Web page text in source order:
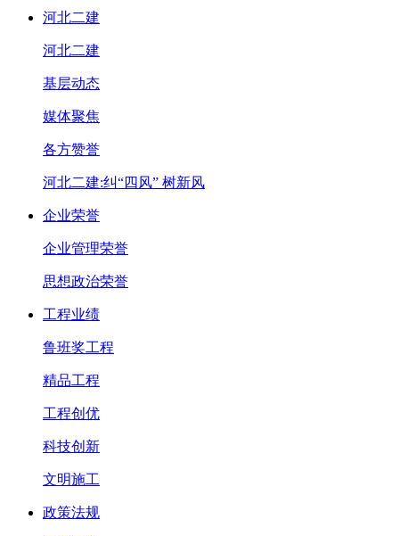
河北二建
河北二建
基层动态
媒体聚焦
各方赞誉
河北二建:纠“四风” 树新风
企业荣誉
企业管理荣誉
思想政治荣誉
工程业绩
鲁班奖工程
精品工程
工程创优
科技创新
文明施工
政策法规